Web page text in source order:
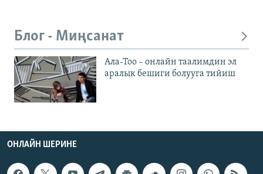
Блог - Миңсанат
Ала-Тоо – онлайн таалимдин эл
аралык бешиги болууга тийиш
ОНЛАЙН ШЕРИНЕ